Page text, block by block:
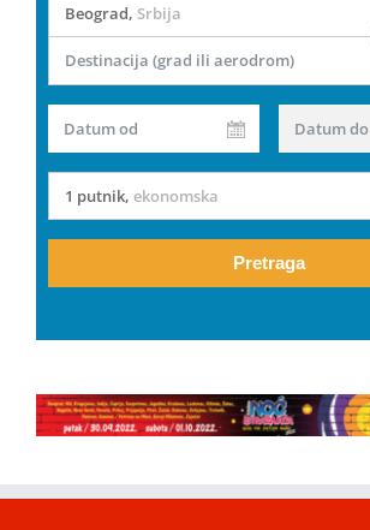
Beograd, Srbija
Destinacija (grad ili aerodrom)
Datum od Datum do
1 putnik, ekonomska
Pretraga